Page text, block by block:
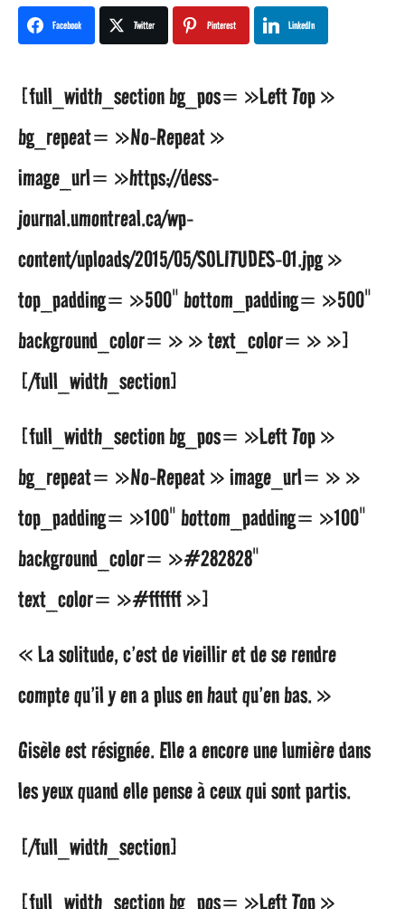
n
a
g
o
9
a
n
s
a
g
o
Facebook Twitter Pinterest LinkedIn
[full_width_section bg_pos= »Left Top »
bg_repeat= »No-Repeat »
image_url= »https://dess-
journal.umontreal.ca/wp-
content/uploads/2015/05/SOLITUDES-01.jpg »
top_padding= »500″ bottom_padding= »500″
background_color= » » text_color= » »]
[/full_width_section]
[full_width_section bg_pos= »Left Top »
bg_repeat= »No-Repeat » image_url= » »
top_padding= »100″ bottom_padding= »100″
background_color= »#282828″
text_color= »#ffffff »]
« La solitude, c’est de vieillir et de se rendre
compte qu’il y en a plus en haut qu’en bas. »
Gisèle est résignée. Elle a encore une lumière dans
les yeux quand elle pense à ceux qui sont partis.
[/full_width_section]
[full_width_section bg_pos= »Left Top »